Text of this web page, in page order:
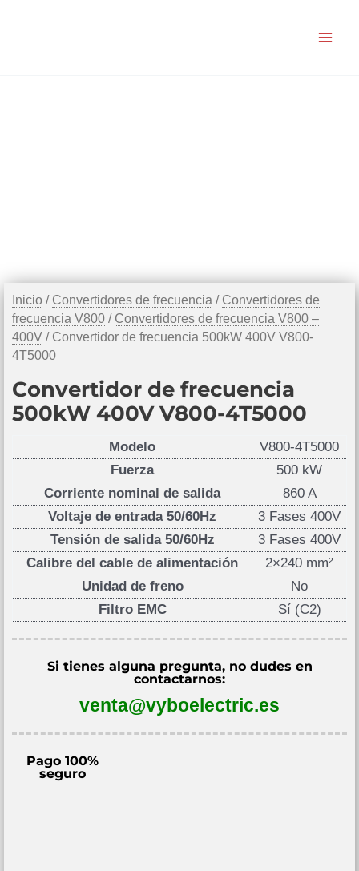
Inicio / Convertidores de frecuencia / Convertidores de
frecuencia V800 / Convertidores de frecuencia V800 –
400V / Convertidor de frecuencia 500kW 400V V800-
4T5000
Convertidor de frecuencia
500kW 400V V800-4T5000
Modelo
V800-4T5000
Fuerza
500 kW
Corriente nominal de salida
860 A
Voltaje de entrada 50/60Hz
3 Fases 400V
Tensión de salida 50/60Hz
3 Fases 400V
Calibre del cable de alimentación
2×240 mm²
Unidad de freno
No
Filtro EMC
Sí (C2)
Si tienes alguna pregunta, no dudes en
contactarnos:
venta@vyboelectric.es
Pago 100%
seguro